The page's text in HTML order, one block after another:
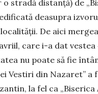
stradă dis­tanță) de
deasupra
De aici
care i-a dat
nu poate să fie
Vestiri din Nazaret”
la fel ca